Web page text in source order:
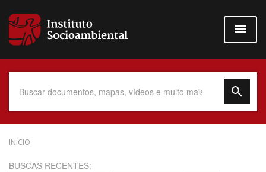
para
conteúdo
Data do Documento
INÍCIO
BUSCAS RECENTES: